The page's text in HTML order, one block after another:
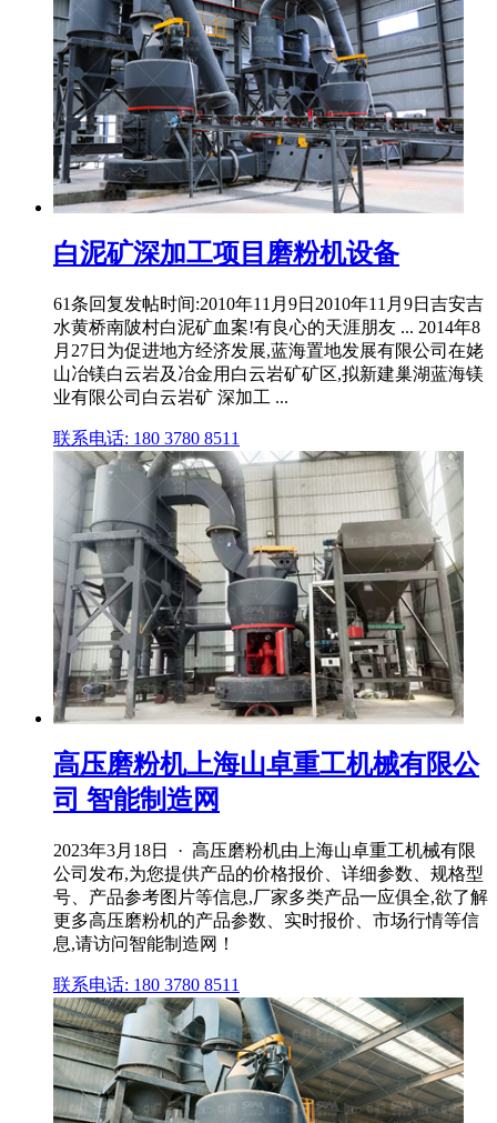
白泥矿深加工项目磨粉机设备
61条回复发帖时间:2010年11月9日2010年11月9日吉安吉
水黄桥南陂村白泥矿血案!有良心的天涯朋友 ... 2014年8
月27日为促进地方经济发展,蓝海置地发展有限公司在姥
山冶镁白云岩及冶金用白云岩矿矿区,拟新建巢湖蓝海镁
业有限公司白云岩矿 深加工 ...
联系电话: 180 3780 8511
高压磨粉机上海山卓重工机械有限公
司 智能制造网
2023年3月18日 · 高压磨粉机由上海山卓重工机械有限
公司发布,为您提供产品的价格报价、详细参数、规格型
号、产品参考图片等信息,厂家多类产品一应俱全,欲了解
更多高压磨粉机的产品参数、实时报价、市场行情等信
息,请访问智能制造网！
联系电话: 180 3780 8511